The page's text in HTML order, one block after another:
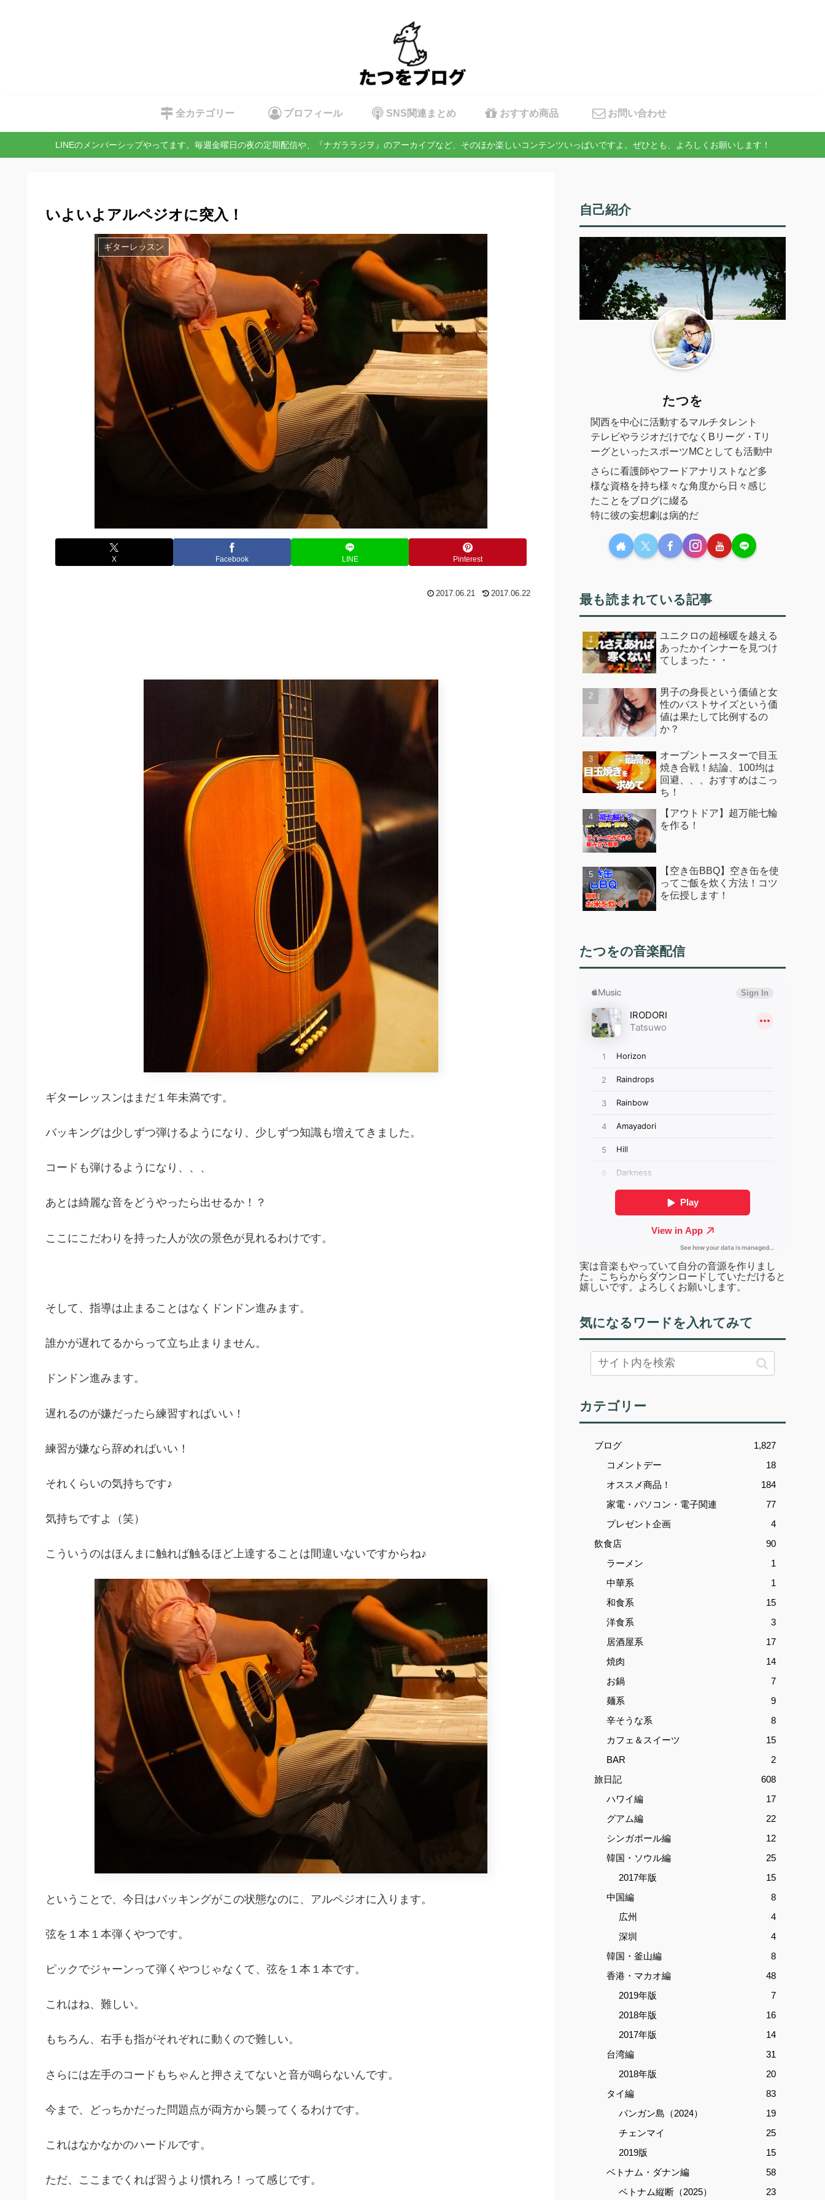
全カテゴリー プロフィール SNS関連まとめ おすすめ商品 お問い合わせ
LINEのメンバーシップやってます。毎週金曜日の夜の定期配信や、『ナガララジヲ』のアーカイブなど、そのほか楽しいコンテンツいっぱいですよ。ぜひとも、よろしくお願いします！
いよいよアルペジオに突入！
ギターレッスン
X Facebook LINE Pinterest
2017.06.21 2017.06.22
ギターレッスンはまだ１年未満です。
バッキングは少しずつ弾けるようになり、少しずつ知識も増えてきました。
コードも弾けるようになり、、、
あとは綺麗な音をどうやったら出せるか！？
ここにこだわりを持った人が次の景色が見れるわけです。
そして、指導は止まることはなくドンドン進みます。
誰かが遅れてるからって立ち止まりません。
ドンドン進みます。
遅れるのが嫌だったら練習すればいい！
練習が嫌なら辞めればいい！
それくらいの気持ちです♪
気持ちですよ（笑）
こういうのはほんまに触れば触るほど上達することは間違いないですからね♪
ということで、今日はバッキングがこの状態なのに、アルペジオに入ります。
弦を１本１本弾くやつです。
ピックでジャーンって弾くやつじゃなくて、弦を１本１本です。
これはね、難しい。
もちろん、右手も指がそれぞれに動くので難しい。
さらには左手のコードもちゃんと押さえてないと音が鳴らないんです。
今まで、どっちかだった問題点が両方から襲ってくるわけです。
これはなかなかのハードルです。
ただ、ここまでくれば習うより慣れろ！って感じです。
自己紹介
たつを
関西を中心に活動するマルチタレント
テレビやラジオだけでなくBリーグ・Tリ
ーグといったスポーツMCとしても活動中
さらに看護師やフードアナリストなど多
様な資格を持ち様々な角度から日々感じ
たことをブログに綴る
特に彼の妄想劇は病的だ
最も読まれている記事
ユニクロの超極暖を越える
あったかインナーを見つけ
てしまった・・
男子の身長という価値と女
性のバストサイズという価
値は果たして比例するの
か？
オーブントースターで目玉
焼き合戦！結論、100均は
回避、、、おすすめはこっ
ち！
【アウトドア】超万能七輪
を作る！
【空き缶BBQ】空き缶を使
ってご飯を炊く方法！コツ
を伝授します！
たつをの音楽配信
実は音楽もやっていて自分の音源を作りまし
た。こちらからダウンロードしていただけると
嬉しいです。よろしくお願いします。
気になるワードを入れてみて
カテゴリー
ブログ
1,827
コメントデー
18
オススメ商品！
184
家電・パソコン・電子関連
77
プレゼント企画
4
飲食店
90
ラーメン
1
中華系
1
和食系
15
洋食系
3
居酒屋系
17
焼肉
14
お鍋
7
麺系
9
辛そうな系
8
カフェ＆スイーツ
15
BAR
2
旅日記
608
ハワイ編
17
グアム編
22
シンガポール編
12
韓国・ソウル編
25
2017年版
15
中国編
8
広州
4
深圳
4
韓国・釜山編
8
香港・マカオ編
48
2019年版
7
2018年版
16
2017年版
14
台湾編
31
2018年版
20
タイ編
83
パンガン島（2024）
19
チェンマイ
25
2019版
15
ベトナム・ダナン編
58
ベトナム縦断（2025）
23